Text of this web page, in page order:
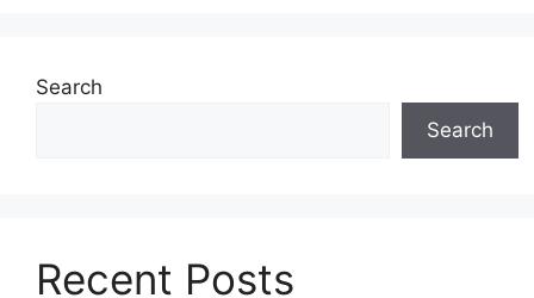
Search
Search
Recent Posts